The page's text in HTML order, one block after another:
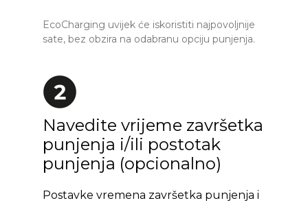
EcoCharging uvijek će iskoristiti najpovoljnije
sate, bez obzira na odabranu opciju punjenja.
Navedite vrijeme završetka
punjenja i/ili postotak
punjenja (opcionalno)
Postavke vremena završetka punjenja i